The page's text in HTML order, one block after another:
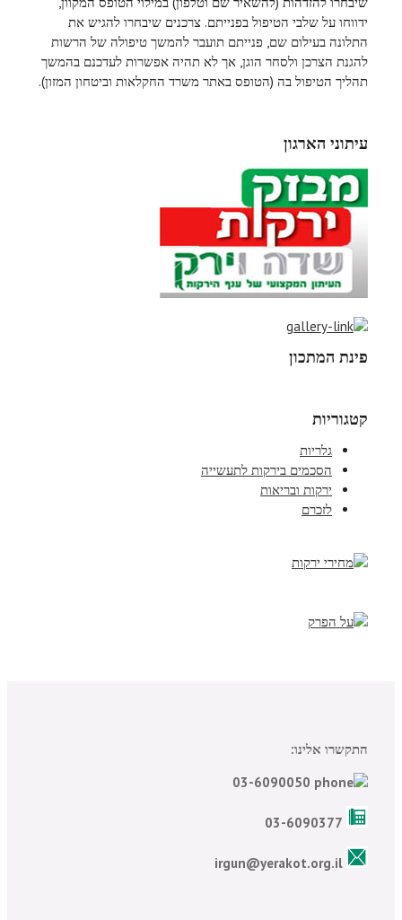
ידווחו על שלבי הטיפול בפנייתם. צרכנים שיבחרו להגיש את
התלונה בעילום שם, פנייתם תועבר להמשך טיפולה של הרשות
להגנת הצרכן ולסחר הוגן, אך לא תהיה אפשרות לעדכנם בהמשך
תהליך הטיפול בה (הטופס באתר משרד החקלאות וביטחון המזון).
עיתוני הארגון
פינת המתכון
קטגוריות
גלריות
הסכמים בירקות לתעשייה
ירקות ובריאות
לזכרם
התקשרו אלינו: